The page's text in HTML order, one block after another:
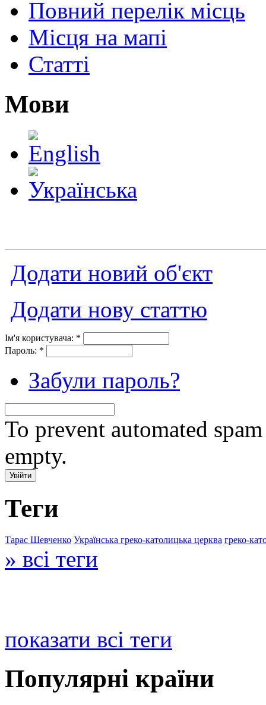
Повний перелік місць
Місця на мапі
Статті
Мови
Додати новий об'єкт
Додати нову статтю
Ім'я користувача: *
Пароль: *
Забули пароль?
To prevent automated
empty.
Теги
Тарас Шевченко Українська греко-католицька церква греко-
» всі теги
показати всі теги
Популярні країни